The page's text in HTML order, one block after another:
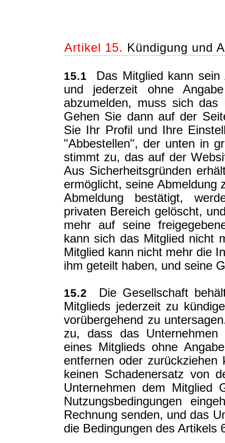
Artikel 15. Kündigung und
15.1 Das Mitglied kann sein
und jederzeit ohne
abzumelden, muss sich
Gehen Sie dann auf der
Sie Ihr Profil und Ihre
"Abbestellen", der unten in
stimmt zu, das auf der
Aus Sicherheitsgründen
ermöglicht, seine Abmeldung
Abmeldung bestätigt,
privaten Bereich gelöscht,
mehr auf seine
kann sich das Mitglied nicht
Mitglied kann nicht mehr die
ihm geteilt haben, und seine
15.2 Die Gesellschaft
Mitglieds jederzeit zu
vorübergehend zu
zu, dass das
eines Mitglieds ohne
entfernen oder
keinen Schadenersatz von
Unternehmen dem Mitglied
Nutzungsbedingungen
Rechnung senden, und das
die Bedingungen des Artikels